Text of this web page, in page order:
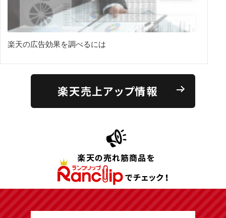
楽天の広告効果を調べるには
楽天売上アップ情報